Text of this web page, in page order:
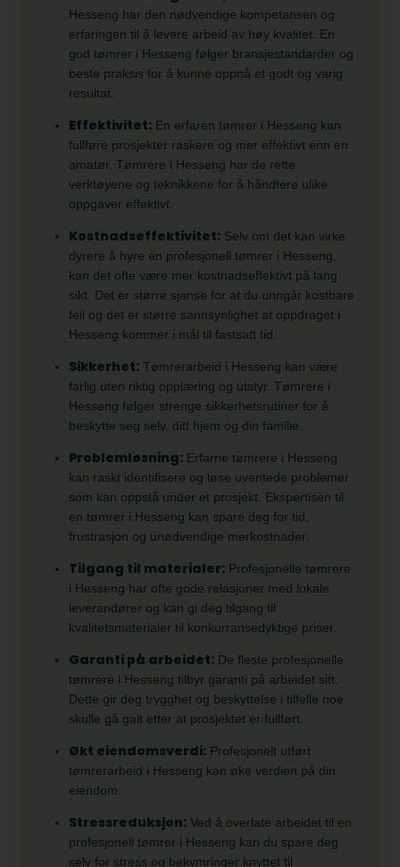
Hesseng har den nødvendige kompetansen og
erfaringen til å levere arbeid av høy kvalitet. En
god tømrer i Hesseng følger bransjestandarder og
beste praksis for å kunne oppnå et godt og varig
resultat.
Effektivitet: En erfaren tømrer i Hesseng kan
fullføre prosjekter raskere og mer effektivt enn en
amatør. Tømrere i Hesseng har de rette
verktøyene og teknikkene for å håndtere ulike
oppgaver effektivt.
Kostnadseffektivitet: Selv om det kan virke
dyrere å hyre en profesjonell tømrer i Hesseng,
kan det ofte være mer kostnadseffektivt på lang
sikt. Det er større sjanse for at du unngår kostbare
feil og det er større sannsynlighet at oppdraget i
Hesseng kommer i mål til fastsatt tid.
Sikkerhet: Tømrerarbeid i Hesseng kan være
farlig uten riktig opplæring og utstyr. Tømrere i
Hesseng følger strenge sikkerhetsrutiner for å
beskytte seg selv, ditt hjem og din familie.
Problemløsning: Erfarne tømrere i Hesseng
kan raskt identifisere og løse uventede problemer
som kan oppstå under et prosjekt. Ekspertisen til
en tømrer i Hesseng kan spare deg for tid,
frustrasjon og unødvendige merkostnader.
Tilgang til materialer: Profesjonelle tømrere
i Hesseng har ofte gode relasjoner med lokale
leverandører og kan gi deg tilgang til
kvalitetsmaterialer til konkurransedyktige priser.
Garanti på arbeidet: De fleste profesjonelle
tømrere i Hesseng tilbyr garanti på arbeidet sitt.
Dette gir deg trygghet og beskyttelse i tilfelle noe
skulle gå galt etter at prosjektet er fullført.
Økt eiendomsverdi: Profesjonelt utført
tømrerarbeid i Hesseng kan øke verdien på din
eiendom.
Stressreduksjon: Ved å overlate arbeidet til en
profesjonell tømrer i Hesseng kan du spare deg
selv for stress og bekymringer knyttet til